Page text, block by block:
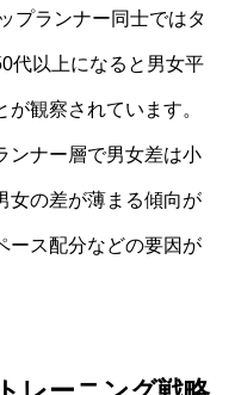
プランナー同士ではタ
代以上になると男女平
観察されています。
ンナー層で男女差は小
女の差が薄まる傾向が
ース配分などの要因が